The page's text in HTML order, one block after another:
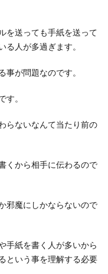
を送っても手紙を送って
る人が多過ぎます。
事が問題なのです。
す。
らないなんて当たり前の
くから相手に伝わるので
邪魔にしかならないので
手紙を書く人が多いから
という事を理解する必要